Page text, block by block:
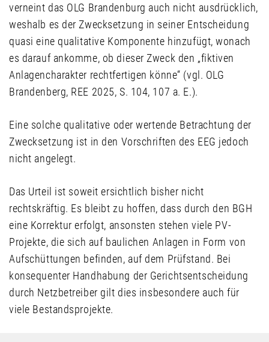
verneint das OLG Brandenburg auch nicht ausdrücklich,
weshalb es der Zwecksetzung in seiner Entscheidung
quasi eine qualitative Komponente hinzufügt, wonach
es darauf ankomme, ob dieser Zweck den „fiktiven
Anlagencharakter rechtfertigen könne“ (vgl. OLG
Brandenberg, REE 2025, S. 104, 107 a. E.).
Eine solche qualitative oder wertende Betrachtung der
Zwecksetzung ist in den Vorschriften des EEG jedoch
nicht angelegt.
Das Urteil ist soweit ersichtlich bisher nicht
rechtskräftig. Es bleibt zu hoffen, dass durch den BGH
eine Korrektur erfolgt, ansonsten stehen viele PV-
Projekte, die sich auf baulichen Anlagen in Form von
Aufschüttungen befinden, auf dem Prüfstand. Bei
konsequenter Handhabung der Gerichtsentscheidung
durch Netzbetreiber gilt dies insbesondere auch für
viele Bestandsprojekte.